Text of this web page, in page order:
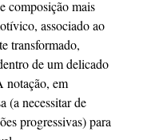
composição mais
associado ao
transformado,
de um delicado
notação, em
(a necessitar de
progressivas) para